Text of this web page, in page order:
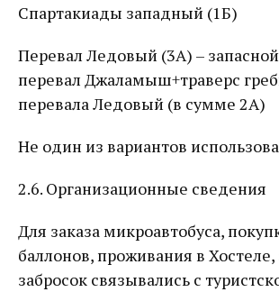
Спартакиады западный (1Б)
Перевал Ледовый (3А) –
перевал Джаламыш+траверс
перевала Ледовый (в сумме 2А)
Не один из вариантов
2.6. Организационные сведения
Для заказа микроавтобуса,
баллонов, проживания в Хостеле,
забросок связывались с